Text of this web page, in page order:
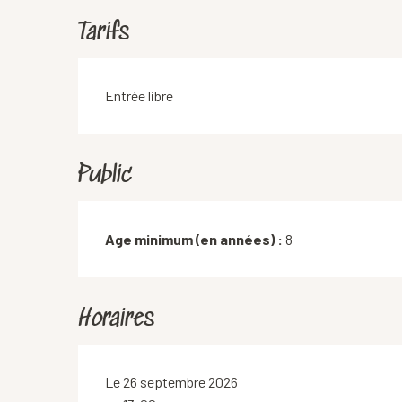
Tarifs
Entrée libre
Public
Age minimum (en années) : 8
Horaires
Le 26 septembre 2026